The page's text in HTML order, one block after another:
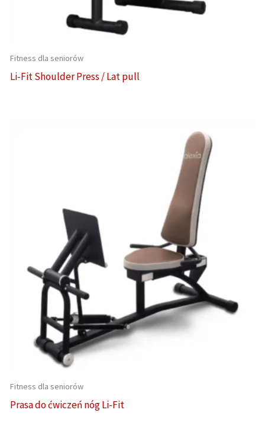
Fitness dla seniorów
Li-Fit Shoulder Press / Lat pull
Fitness dla seniorów
Prasa do ćwiczeń nóg Li-Fit